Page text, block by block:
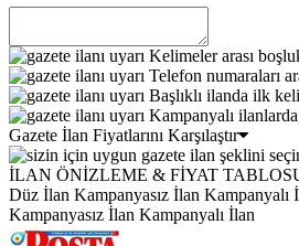
Kelimeler arası
Telefon numaraları
Başlıklı ilanda ilk
Kampanyalı
Gazete İlan Fiyatlarını Karşılaştır
İLAN ÖNİZLEME & FİYAT
Düz İlan Kampanyasız İlan Kampanyalı
Kampanyasız İlan Kampanyalı İlan